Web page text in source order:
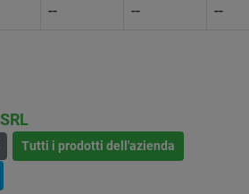
-- -- --
Tutti i prodotti dell'azienda